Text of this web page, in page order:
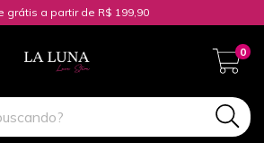
grátis a partir de R$ 199,90
0